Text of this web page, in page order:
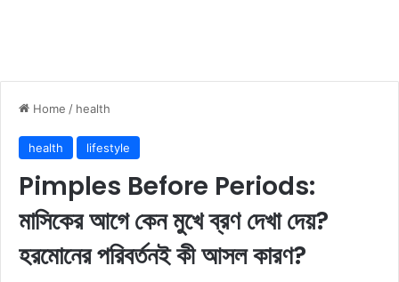
Home / health
health lifestyle
Pimples Before Periods:
মাসিকের আগে কেন মুখে ব্রণ দেখা দেয়?
হরমোনের পরিবর্তনই কী আসল কারণ?